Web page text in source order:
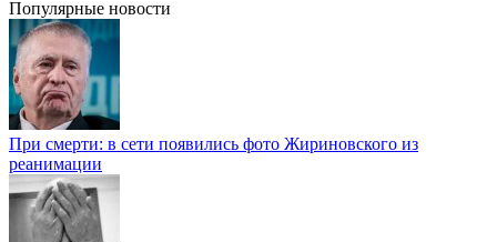
Популярные новости
При смерти: в сети появились фото Жириновского из
реанимации